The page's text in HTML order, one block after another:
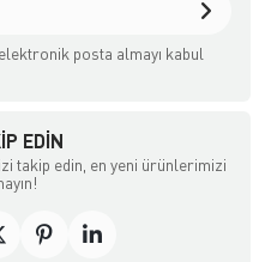
posta almayı kabul
EDIN
takip edin, en yeni ürünlerimizi